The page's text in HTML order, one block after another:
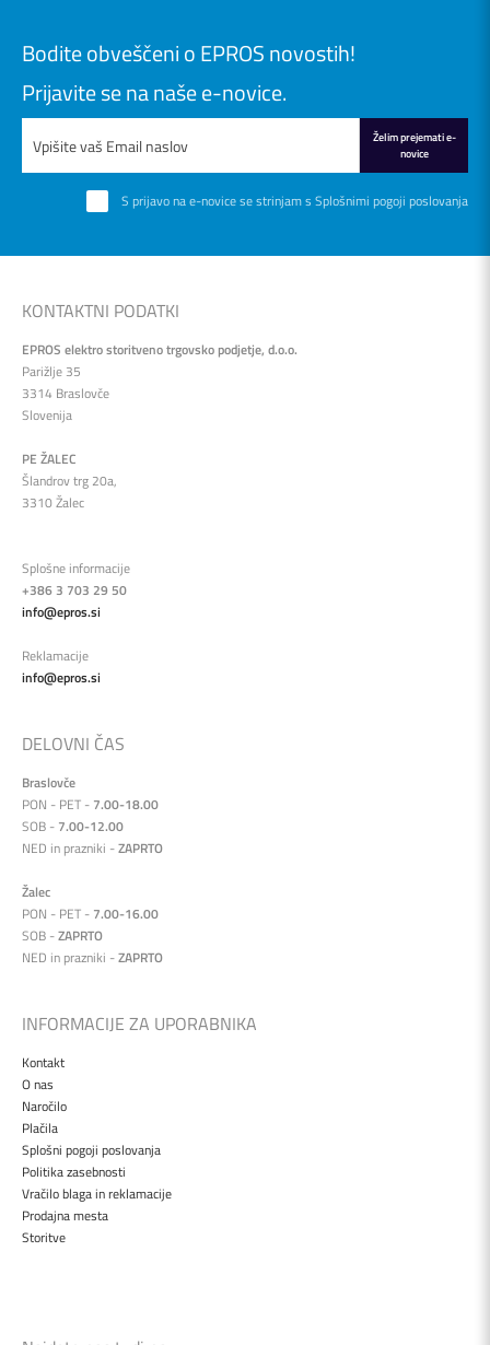
Bodite obveščeni o EPROS novostih!
Prijavite se na naše e-novice.
Želim prejemati e-
novice
S prijavo na e-novice se strinjam s Splošnimi pogoji poslovanja
KONTAKTNI PODATKI
EPROS elektro storitveno trgovsko podjetje, d.o.o.
Parižlje 35
3314 Braslovče
Slovenija
PE ŽALEC
Šlandrov trg 20a,
3310 Žalec
Splošne informacije
+386 3 703 29 50
info@epros.si
Reklamacije
info@epros.si
DELOVNI ČAS
Braslovče
PON - PET - 7.00-18.00
SOB - 7.00-12.00
NED in prazniki -ZAPRTO
Žalec
PON - PET - 7.00-16.00
SOB -ZAPRTO
NED in prazniki -ZAPRTO
INFORMACIJE ZA UPORABNIKA
Kontakt
O nas
Naročilo
Plačila
Splošni pogoji poslovanja
Politika zasebnosti
Vračilo blaga in reklamacije
Prodajna mesta
Storitve